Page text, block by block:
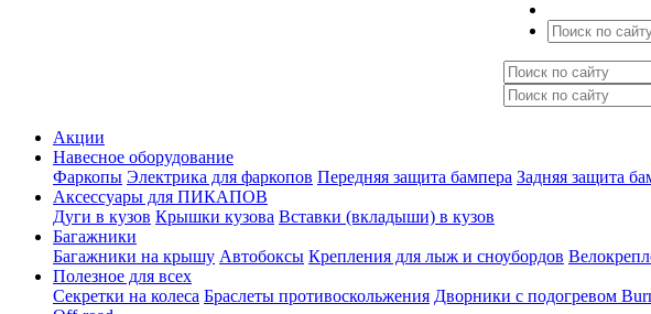
Акции
Навесное оборудование
Фаркопы Электрика для фаркопов Передняя защита бампера Задняя защита
Аксессуары для ПИКАПОВ
Дуги в кузов Крышки кузова Вставки (вкладыши) в кузов
Багажники
Багажники на крышу Автобоксы Крепления для лыж и сноубордов
Полезное для всех
Секретки на колеса Браслеты противоскольжения Дворники с подогревом